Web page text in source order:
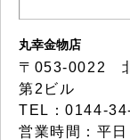
丸幸金物店
〒053-0022
第2ビル
TEL：0144-
営業時間：平